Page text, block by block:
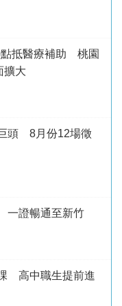
點抵醫療補助 桃園
擴大
頭 8月份12場徵
一證暢通至新竹
高中職生提前進